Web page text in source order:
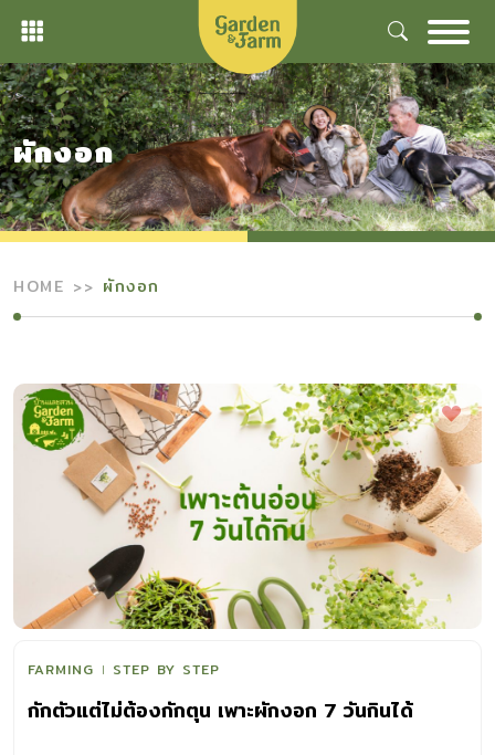
Skip
content
ผักงอก
HOME ผักงอก
FARMING STEP BY STEP
กักตัวแต่ไม่ต้องกักตุน เพาะผักงอก 7 วันกินได้